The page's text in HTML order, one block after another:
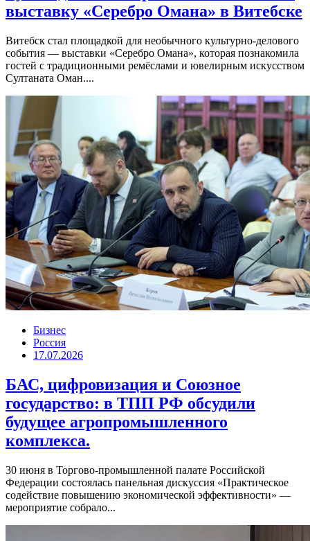
выставку «Серебро Омана» в Витебске
Витебск стал площадкой для необычного культурно-делового
события — выставки «Серебро Омана», которая познакомила
гостей с традиционными ремёслами и ювелирным искусством
Султаната Оман....
Бизнес
Россия
17.07.2026
БАС, цифровизация и Союзное
государство: в ТПП РФ обсудили
будущее агропромышленного
комплекса.
30 июня в Торгово-промышленной палате Российской
Федерации состоялась панельная дискуссия «Практическое
содействие повышению экономической эффективности» —
мероприятие собрало...